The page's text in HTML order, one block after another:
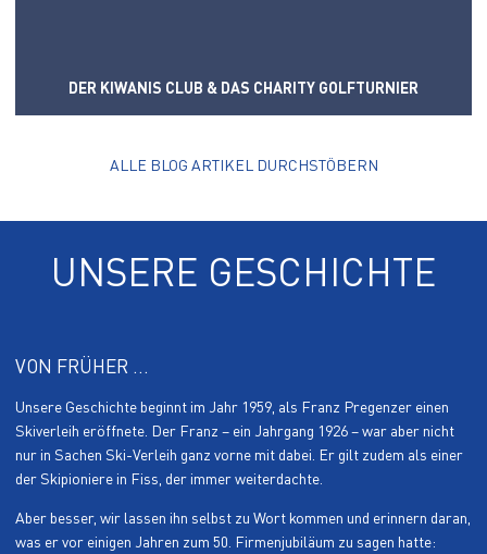
DER KIWANIS CLUB & DAS CHARITY GOLFTURNIER
ALLE BLOG ARTIKEL DURCHSTÖBERN
UNSERE GESCHICHTE
VON FRÜHER ...
Unsere Geschichte beginnt im Jahr 1959, als Franz Pregenzer einen
Skiverleih eröffnete. Der Franz – ein Jahrgang 1926 – war aber nicht
nur in Sachen Ski-Verleih ganz vorne mit dabei. Er gilt zudem als einer
der Skipioniere in Fiss, der immer weiterdachte.
Aber besser, wir lassen ihn selbst zu Wort kommen und erinnern daran,
was er vor einigen Jahren zum 50. Firmenjubiläum zu sagen hatte: